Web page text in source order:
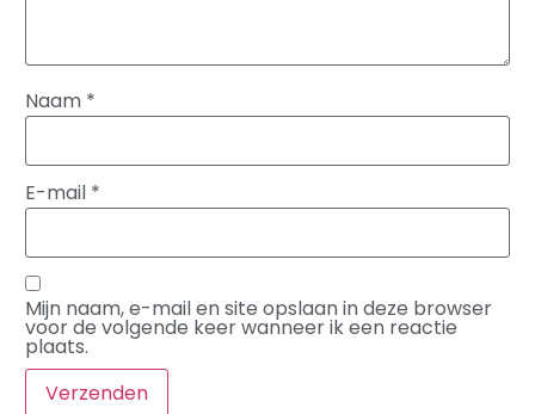
Naam *
E-mail *
Mijn naam, e-mail en site opslaan in deze browser
voor de volgende keer wanneer ik een reactie
plaats.